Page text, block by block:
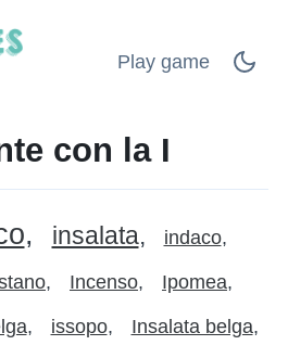
Play game
con la I
insalata indaco
Incenso Ipomea
issopo Insalata belga